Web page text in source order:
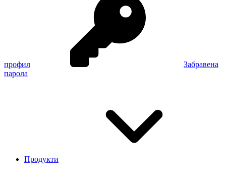
профил
Забравена
парола
Продукти